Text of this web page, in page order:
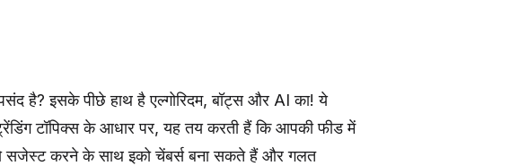
है? इसके पीछे हाथ है एल्गोरिदम, बॉट्स और AI का! ये
टॉपिक्स के आधार पर, यह तय करती हैं कि आपकी फीड में
सजेस्ट करने के साथ इको चेंबर्स बना सकते हैं और गलत